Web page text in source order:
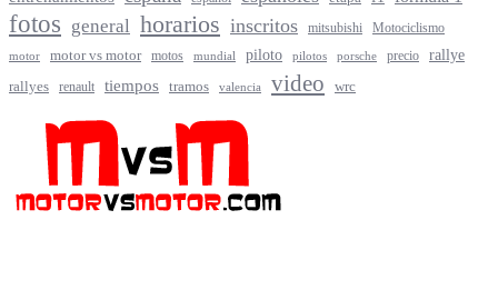
fotos general horarios inscritos mitsubishi Motociclismo
motor motor vs motor motos mundial piloto pilotos porsche precio rallye
rallyes renault tiempos tramos valencia video wrc